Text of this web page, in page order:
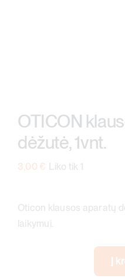
OTICON
dėžutė, 1vnt.
3,00 € Liko tik 1
Oticon klausos aparatų
laikymui.
Į